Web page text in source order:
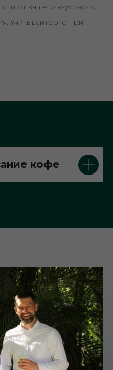
от вашего вкусового
Учитывайте это при
кофе
иконку)